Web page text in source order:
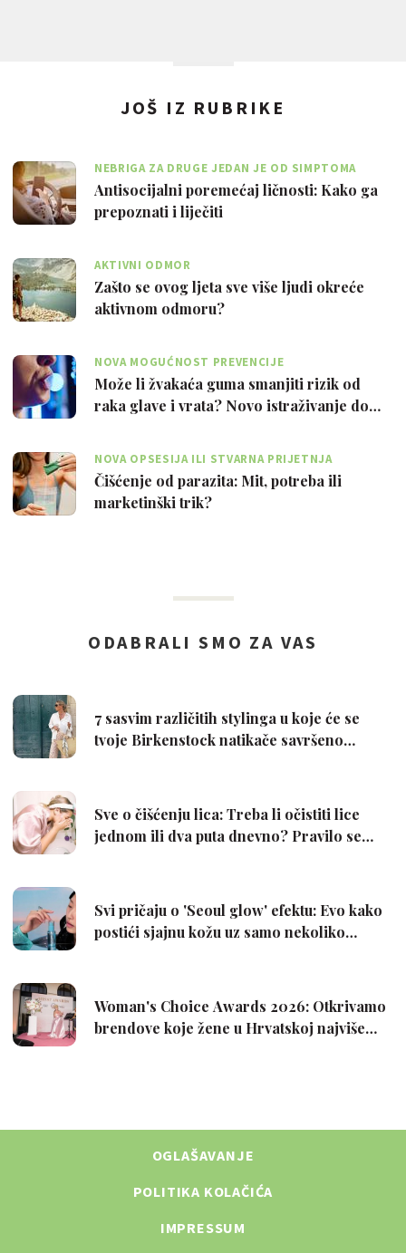
JOŠ IZ RUBRIKE
NEBRIGA ZA DRUGE JEDAN JE OD SIMPTOMA
Antisocijalni poremećaj ličnosti: Kako ga
prepoznati i liječiti
AKTIVNI ODMOR
Zašto se ovog ljeta sve više ljudi okreće
aktivnom odmoru?
NOVA MOGUĆNOST PREVENCIJE
Može li žvakaća guma smanjiti rizik od
raka glave i vrata? Novo istraživanje do…
NOVA OPSESIJA ILI STVARNA PRIJETNJA
Čišćenje od parazita: Mit, potreba ili
marketinški trik?
OGLAŠAVANJE
POLITIKA KOLAČIĆA
IMPRESSUM